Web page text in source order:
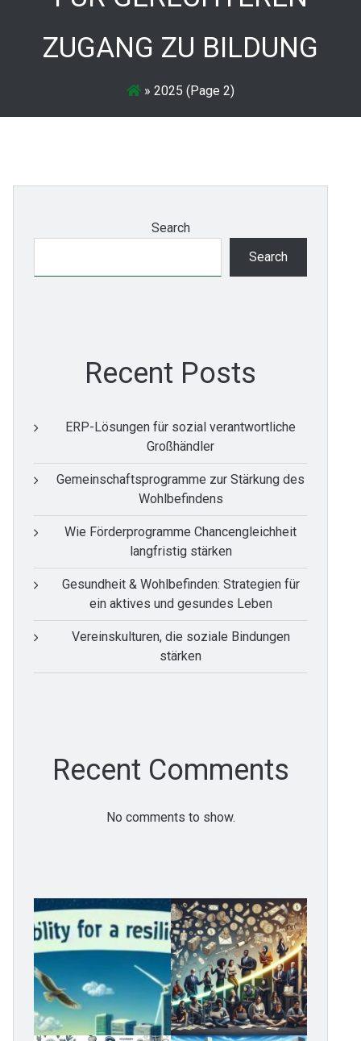
ZUGANG ZU BILDUNG
» 2025 (Page 2)
Search
Search
Recent Posts
ERP-Lösungen für sozial verantwortliche
Großhändler
Gemeinschaftsprogramme zur Stärkung des
Wohlbefindens
Wie Förderprogramme Chancengleichheit
langfristig stärken
Gesundheit & Wohlbefinden: Strategien für
ein aktives und gesundes Leben
Vereinskulturen, die soziale Bindungen
stärken
Recent Comments
No comments to show.